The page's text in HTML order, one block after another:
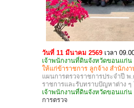
วันที่ 11 มีนาคม 2569 เวลา
เจ้าพนักงานที่ดินจังหวัดขอนแก่น
ให้แก่ข้าราชการ ลูกจ้าง สำนัก
แผนการตรวจราชการประจำปี พ
ราชการและรับทราบปัญหาต่าง
เจ้าพนักงานที่ดินจังหวัดขอนแก่
การตรวจ